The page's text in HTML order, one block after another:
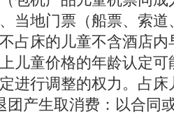
当地门票（船票、索
占床的儿童不含酒店
儿童价格的年龄认定
进行调整的权力。占
产生取消费：以合同